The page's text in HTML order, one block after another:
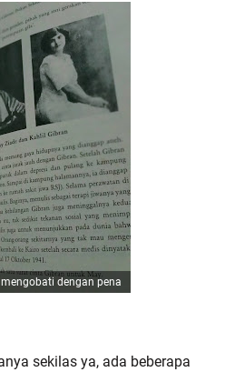
dengan pena
sekilas ya, ada beberapa